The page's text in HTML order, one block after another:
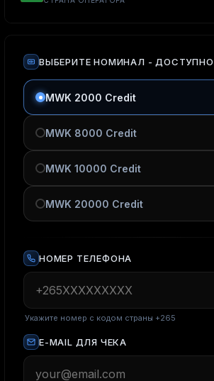
ВЫБЕРИТЕ НОМИНАЛ - ДОСТУПНО
MWK 2000 Credit
MWK 8000 Credit
MWK 10000 Credit
MWK 20000 Credit
НОМЕР ТЕЛЕФОНА
Укажите номер с кодом страны +265
E-MAIL ДЛЯ ЧЕКА